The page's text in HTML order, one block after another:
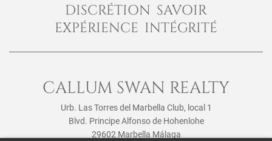
DISCRÉTION SAVOIR
EXPÉRIENCE INTÉGRITÉ
CALLUM SWAN REALTY
Urb. Las Torres del Marbella Club, local 1
Blvd. Principe Alfonso de Hohenlohe
29602 Marbella Málaga